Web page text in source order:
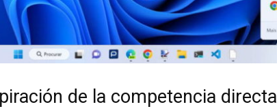
de la competencia directa